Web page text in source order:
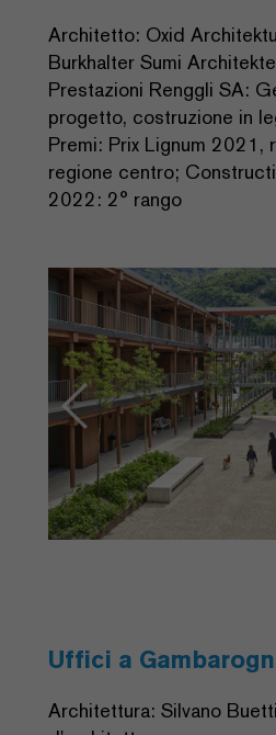
Architetto: Oxid
Burkhalter Sumi
Prestazioni Renggli SA:
progetto, costruzione in
Premi: Prix Lignum 2021,
regione centro;
2022: 2° rango
Previous
Uffici a
Architettura: Silvano